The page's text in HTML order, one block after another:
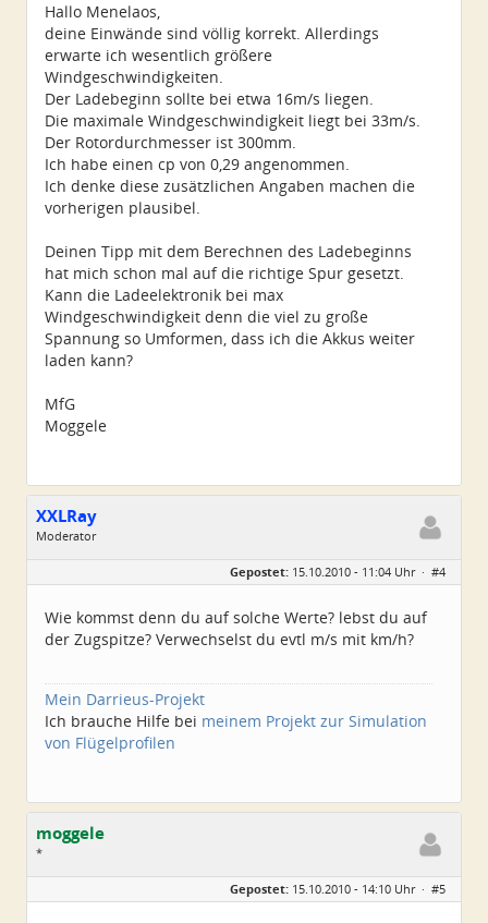
Hallo Menelaos,
deine Einwände sind völlig korrekt. Allerdings
erwarte ich wesentlich größere
Windgeschwindigkeiten.
Der Ladebeginn sollte bei etwa 16m/s liegen.
Die maximale Windgeschwindigkeit liegt bei 33m/s.
Der Rotordurchmesser ist 300mm.
Ich habe einen cp von 0,29 angenommen.
Ich denke diese zusätzlichen Angaben machen die
vorherigen plausibel.
Deinen Tipp mit dem Berechnen des Ladebeginns
hat mich schon mal auf die richtige Spur gesetzt.
Kann die Ladeelektronik bei max
Windgeschwindigkeit denn die viel zu große
Spannung so Umformen, dass ich die Akkus weiter
laden kann?
MfG
Moggele
XXLRay
Moderator
Süd-Niedersachsen
Homepage:
xxlray.bplaced.net
Dabei seit:
11 / 2007
Gepostet: 15.10.2010 - 11:04 Uhr · #4
Wie kommst denn du auf solche Werte? lebst du auf
der Zugspitze? Verwechselst du evtl m/s mit km/h?
Mein Darrieus-Projekt
Ich brauche Hilfe bei meinem Projekt zur Simulation
von Flügelprofilen
moggele
*
Geschlecht:
keine Angabe
Beiträge:
3
Gepostet: 15.10.2010 - 14:10 Uhr · #5